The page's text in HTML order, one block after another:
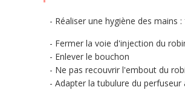
Réaliser une hygiène des mains
Fermer la voie d'injection du
Enlever le bouchon
Ne pas recouvrir l'embout du
Adapter la tubulure du